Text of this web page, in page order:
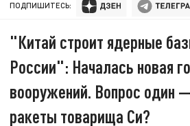
ПОДПИШИТЕСЬ:
"Китай строит ядерные
России": Началась новая
вооружений. Вопрос один
ракеты товарища Си?